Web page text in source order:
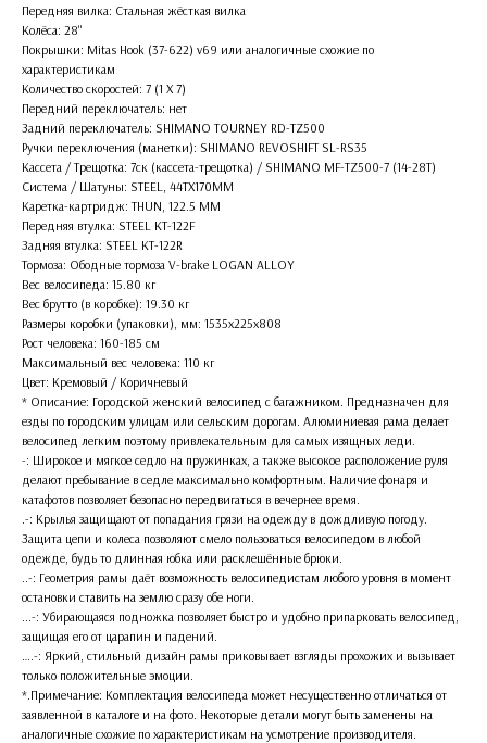
Передняя вилка: Стальная жёсткая вилка
Колёса: 28''
Покрышки: Mitas Hook (37-622) v69 или аналогичные схожие по
характеристикам
Количество скоростей: 7 (1 X 7)
Передний переключатель: нет
Задний переключатель: SHIMANO TOURNEY RD-TZ500
Ручки переключения (манетки): SHIMANO REVOSHIFT SL-RS35
Кассета / Трещотка: 7ск (кассета-трещотка) / SHIMANO MF-TZ500-7 (14-28T)
Система / Шатуны: STEEL, 44TX170MM
Каретка-картридж: THUN, 122.5 MM
Передняя втулка: STEEL KT-122F
Задняя втулка: STEEL KT-122R
Тормоза: Ободные тормоза V-brake LOGAN ALLOY
Вес велосипеда: 15.80 кг
Вес брутто (в коробке): 19.30 кг
Размеры коробки (упаковки), мм: 1535x225x808
Рост человека: 160-185 см
Максимальный вес человека: 110 кг
Цвет: Кремовый / Коричневый
* Описание: Городской женский велосипед с багажником. Предназначен для
езды по городским улицам или сельским дорогам. Алюминиевая рама делает
велосипед легким поэтому привлекательным для самых изящных леди.
-: Широкое и мягкое седло на пружинках, а также высокое расположение руля
делают пребывание в седле максимально комфортным. Наличие фонаря и
катафотов позволяет безопасно передвигаться в вечернее время.
.-: Крылья защищают от попадания грязи на одежду в дождливую погоду.
Защита цепи и колеса позволяют смело пользоваться велосипедом в любой
одежде, будь то длинная юбка или расклешённые брюки.
..-: Геометрия рамы даёт возможность велосипедистам любого уровня в момент
остановки ставить на землю сразу обе ноги.
...-: Убирающаяся подножка позволяет быстро и удобно припарковать велосипед,
защищая его от царапин и падений.
….-: Яркий, стильный дизайн рамы приковывает взгляды прохожих и вызывает
только положительные эмоции.
*.Примечание: Комплектация велосипеда может несущественно отличаться от
заявленной в каталоге и на фото. Некоторые детали могут быть заменены на
аналогичные схожие по характеристикам на усмотрение производителя.